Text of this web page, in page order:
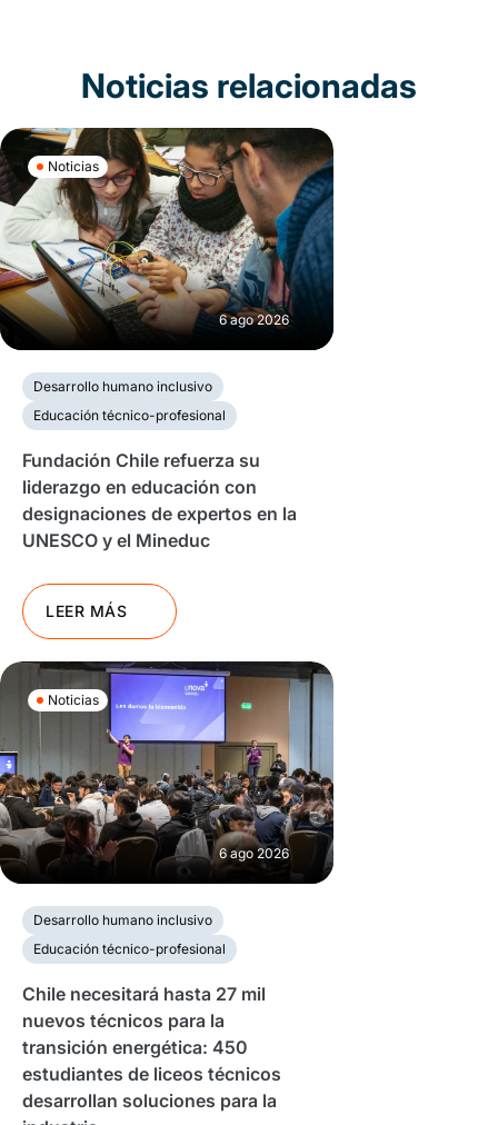
Noticias relacionadas
Noticias
6 ago 2026
Desarrollo humano inclusivo
Educación técnico-profesional
Fundación Chile refuerza su
liderazgo en educación con
designaciones de expertos en la
UNESCO y el Mineduc
LEER MÁS
Noticias
6 ago 2026
Desarrollo humano inclusivo
Educación técnico-profesional
Chile necesitará hasta 27 mil
nuevos técnicos para la
transición energética: 450
estudiantes de liceos técnicos
desarrollan soluciones para la